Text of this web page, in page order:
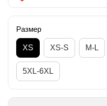
Размер
XS XS-S M-L
5XL-6XL